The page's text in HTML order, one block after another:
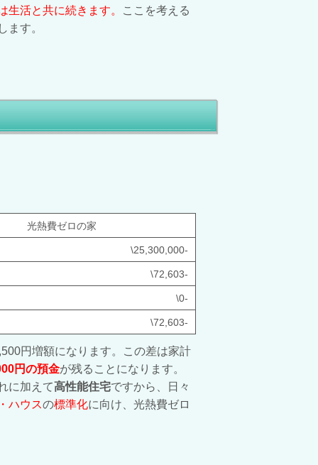
活と共に続きます。
ここを考える
ます。
光熱費ゼロの家
\25,300,000-
\72,603-
\0-
\72,603-
円増額になります。この差は家計
円の預金が残ることになります。
に加えて高性能住宅ですから、日々
ハウスの標準化に向け、光熱費ゼロ